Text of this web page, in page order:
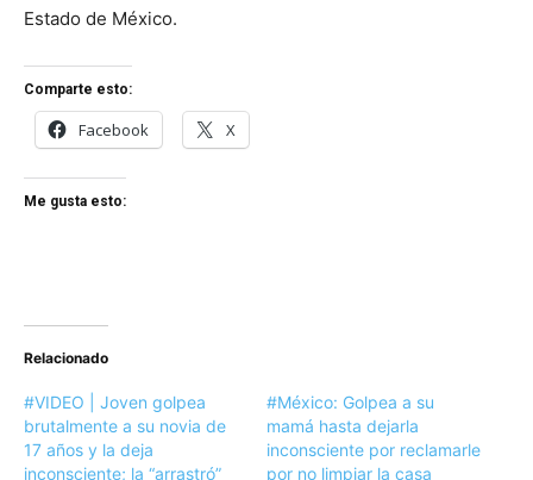
Estado de México.
Comparte esto:
Facebook X
Me gusta esto:
Relacionado
#VIDEO | Joven golpea
brutalmente a su novia de
17 años y la deja
inconsciente; la “arrastró”
#México: Golpea a su
mamá hasta dejarla
inconsciente por reclamarle
por no limpiar la casa